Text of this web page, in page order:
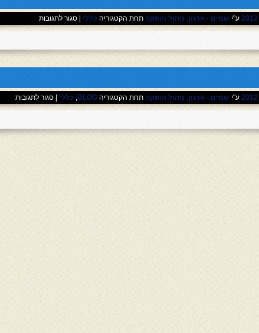
ע"י שמים - ארגון, ניהול והפקה תחת הקטגוריה כללי סגור לתגובותעל
פוסט
ע"י שמים - ארגון, ניהול והפקה תחת הקטגוריה BLOG
, כללי סגור לתגובותעל
פוסט